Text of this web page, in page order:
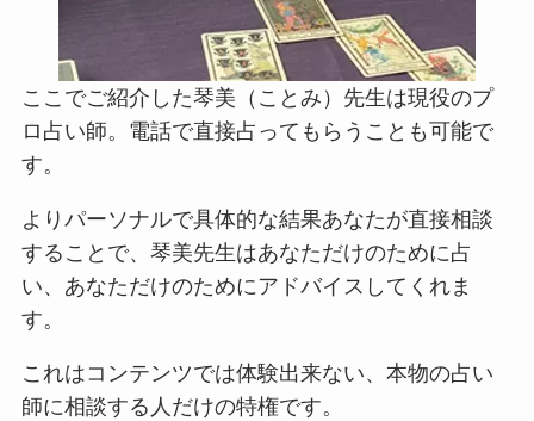
ここでご紹介した琴美（ことみ）先生は現役のプ
ロ占い師。電話で直接占ってもらうことも可能で
す。
よりパーソナルで具体的な結果あなたが直接相談
することで、琴美先生はあなただけのために占
い、あなただけのためにアドバイスしてくれま
す。
これはコンテンツでは体験出来ない、本物の占い
師に相談する人だけの特権です。